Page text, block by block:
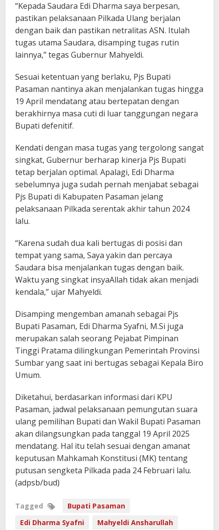
“Kepada Saudara Edi Dharma saya berpesan,
pastikan pelaksanaan Pilkada Ulang berjalan
dengan baik dan pastikan netralitas ASN. Itulah
tugas utama Saudara, disamping tugas rutin
lainnya,” tegas Gubernur Mahyeldi.
Sesuai ketentuan yang berlaku, Pjs Bupati
Pasaman nantinya akan menjalankan tugas hingga
19 April mendatang atau bertepatan dengan
berakhirnya masa cuti di luar tanggungan negara
Bupati defenitif.
Kendati dengan masa tugas yang tergolong sangat
singkat, Gubernur berharap kinerja Pjs Bupati
tetap berjalan optimal. Apalagi, Edi Dharma
sebelumnya juga sudah pernah menjabat sebagai
Pjs Bupati di Kabupaten Pasaman jelang
pelaksanaan Pilkada serentak akhir tahun 2024
lalu.
“Karena sudah dua kali bertugas di posisi dan
tempat yang sama, Saya yakin dan percaya
Saudara bisa menjalankan tugas dengan baik.
Waktu yang singkat insyaAllah tidak akan menjadi
kendala,” ujar Mahyeldi.
Disamping mengemban amanah sebagai Pjs
Bupati Pasaman, Edi Dharma Syafni, M.Si juga
merupakan salah seorang Pejabat Pimpinan
Tinggi Pratama dilingkungan Pemerintah Provinsi
Sumbar yang saat ini bertugas sebagai Kepala Biro
Umum.
Diketahui, berdasarkan informasi dari KPU
Pasaman, jadwal pelaksanaan pemungutan suara
ulang pemilihan Bupati dan Wakil Bupati Pasaman
akan dilangsungkan pada tanggal 19 April 2025
mendatang. Hal itu telah sesuai dengan amanat
keputusan Mahkamah Konstitusi (MK) tentang
putusan sengketa Pilkada pada 24 Februari lalu.
(adpsb/bud)
Tagged
Bupati Pasaman
Edi Dharma Syafni
Mahyeldi Ansharullah